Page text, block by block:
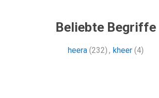
Beliebte Begriffe
heera (232) , kheer (4)